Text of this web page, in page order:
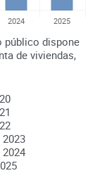
2024 2025
público dispone
de viviendas,
2023
2024